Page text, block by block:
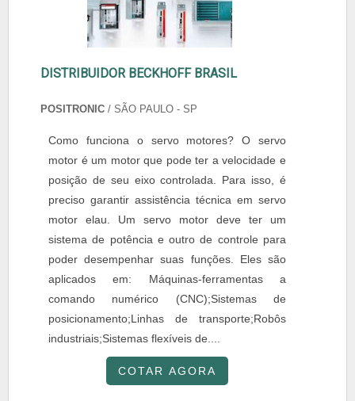
DISTRIBUIDOR BECKHOFF BRASIL
POSITRONIC / SÃO PAULO - SP
Como funciona o servo motores? O servo
motor é um motor que pode ter a velocidade e
posição de seu eixo controlada. Para isso, é
preciso garantir assistência técnica em servo
motor elau. Um servo motor deve ter um
sistema de potência e outro de controle para
poder desempenhar suas funções. Eles são
aplicados em: Máquinas-ferramentas a
comando numérico (CNC);Sistemas de
posicionamento;Linhas de transporte;Robôs
industriais;Sistemas flexíveis de....
COTAR AGORA